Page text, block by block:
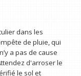
dans les
de pluie, qui
a pas de cause
d'arroser le
le sol et